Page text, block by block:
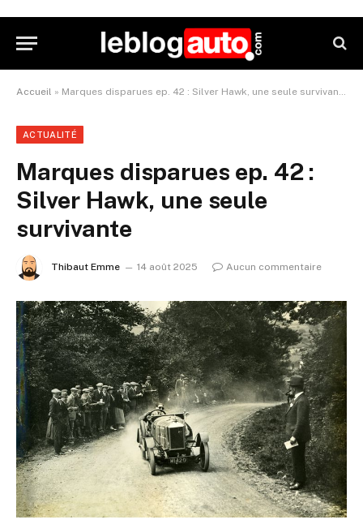
Accueil » Marques disparues ep. 42 : Silver Hawk, une seule survivante
ACTUALITÉ
Marques disparues ep. 42 :
Silver Hawk, une seule
survivante
Thibaut Emme 14 août 2025 Aucun commentaire